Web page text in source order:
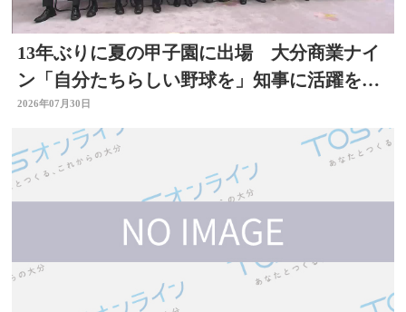
13年ぶりに夏の甲子園に出場 大分商業ナイ
ン「自分たちらしい野球を」知事に活躍を誓
う
2026年07月30日